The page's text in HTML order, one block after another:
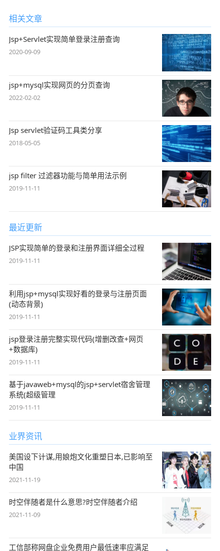
相关文章
Jsp+Servlet实现简单登录注册查询
2020-09-09
jsp+mysql实现网页的分页查询
2022-02-02
Jsp servlet验证码工具类分享
2018-05-05
jsp filter 过滤器功能与简单用法示例
2019-11-11
最近更新
JSP实现简单的登录和注册界面详细全过程
2019-11-11
利用jsp+mysql实现好看的登录与注册页面
(动态背景)
2019-11-11
jsp登录注册完整实现代码(增删改查+网页
+数据库)
2019-11-11
基于javaweb+mysql的jsp+servlet宿舍管理
系统(超级管理
2019-11-11
业界资讯
美国设下计谋,用娘炮文化重塑日本,已影响至
中国
2021-11-19
时空伴随者是什么意思?时空伴随者介绍
2021-11-09
工信部称网盘企业免费用户最低速率应满足